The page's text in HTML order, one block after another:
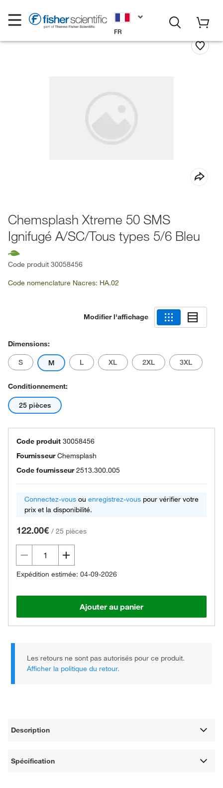
FR
Chemsplash Xtreme 50 SMS
Ignifugé A/SC/Tous types 5/6 Bleu
Code produit 30058456
Code nomenclature Nacres: HA.02
Modifier l'affichage
Dimensions:
S M L XL 2XL 3XL
Conditionnement:
25 pièces
Code produit 30058456
FournisseurChemsplash
Code fournisseur 2513.300.005
Connectez-vous ou enregistrez-vous pour vérifier votre
prix et la disponibilité.
122.00€ / 25 pièces
Expédition estimée: 04-09-2026
Ajouter au panier
Les retours ne sont pas autorisés pour ce produit.
Afficher la politique du retour.
Description
Spécification